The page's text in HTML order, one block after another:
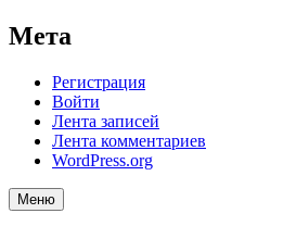
Мета
Регистрация
Войти
Лента записей
Лента комментариев
WordPress.org
Меню